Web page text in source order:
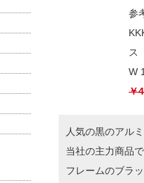
参
ス
W
￥
人気の黒のアル
当社の主力商品
フレームのブラ